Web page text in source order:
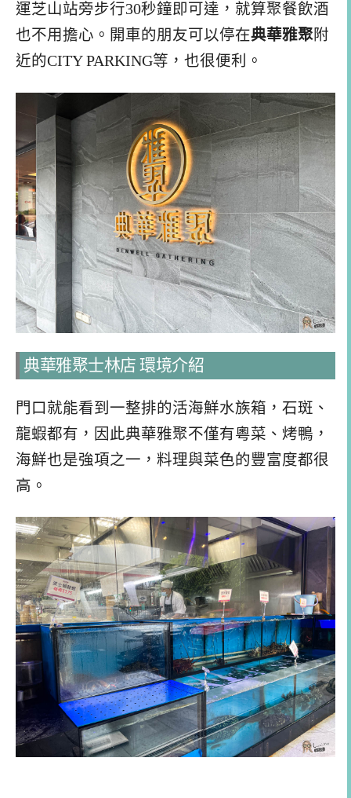
運芝山站旁步行30秒鐘即可達，就算聚餐飲酒
也不用擔心。開車的朋友可以停在典華雅聚附
近的CITY PARKING等，也很便利。
典華雅聚士林店 環境介紹
門口就能看到一整排的活海鮮水族箱，石斑、
龍蝦都有，因此典華雅聚不僅有粵菜、烤鴨，
海鮮也是強項之一，料理與菜色的豐富度都很
高。